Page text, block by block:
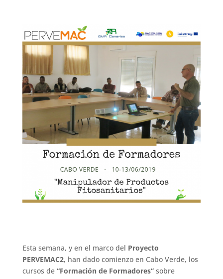
Esta semana, y en el marco del Proyecto
PERVEMAC2, han dado comienzo en Cabo Verde, los
cursos de “Formación de Formadores”sobre